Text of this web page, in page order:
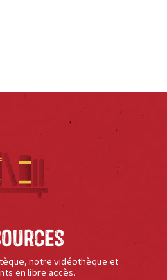
notre vidéothèque et
en libre accès.